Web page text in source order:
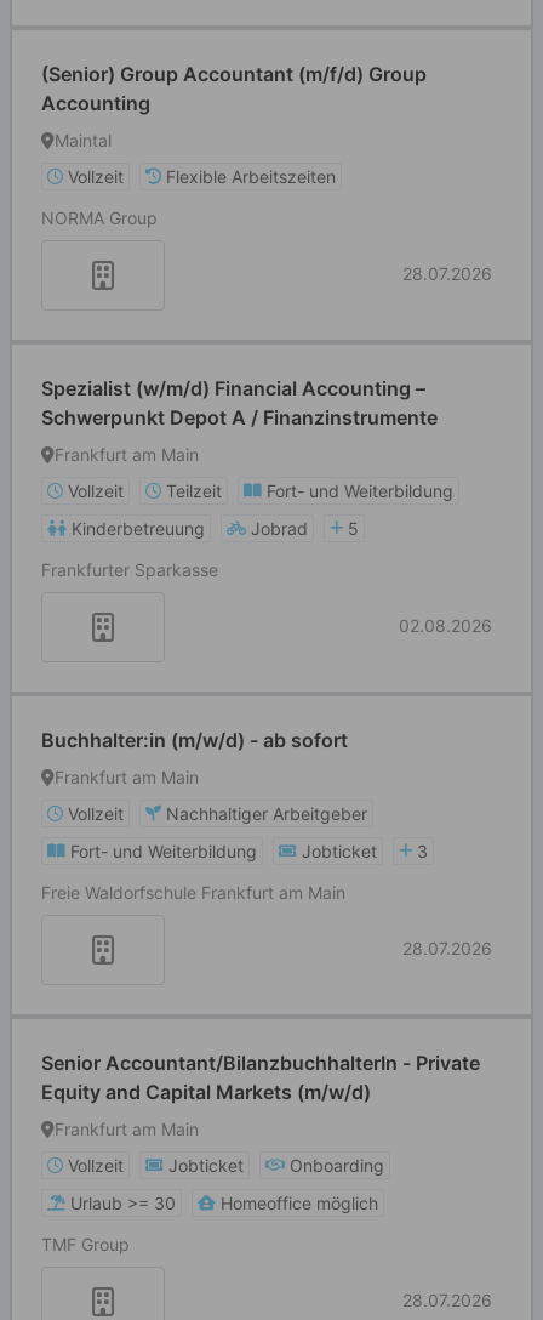
(Senior) Group Accountant (m/f/d) Group
Accounting
Maintal
Vollzeit
Flexible Arbeitszeiten
NORMA Group
28.07.2026
Spezialist (w/m/d) Financial Accounting –
Schwerpunkt Depot A / Finanzinstrumente
Frankfurt am Main
Vollzeit
Teilzeit
Fort- und Weiterbildung
Kinderbetreuung
Jobrad
5
Frankfurter Sparkasse
02.08.2026
Buchhalter:in (m/w/d) - ab sofort
Frankfurt am Main
Vollzeit
Nachhaltiger Arbeitgeber
Fort- und Weiterbildung
Jobticket
3
Freie Waldorfschule Frankfurt am Main
28.07.2026
Senior Accountant/BilanzbuchhalterIn - Private
Equity and Capital Markets (m/w/d)
Frankfurt am Main
Vollzeit
Jobticket
Onboarding
Urlaub >= 30
Homeoffice möglich
TMF Group
28.07.2026